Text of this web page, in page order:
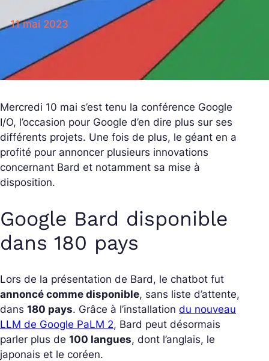
11 mai 2023
Mercredi 10 mai s’est tenu la conférence Google
I/O, l’occasion pour Google d’en dire plus sur ses
différents projets. Une fois de plus, le géant en a
profité pour annoncer plusieurs innovations
concernant Bard et notamment sa mise à
disposition.
Google Bard disponible
dans 180 pays
Lors de la présentation de Bard, le chatbot fut
annoncé comme disponible, sans liste d’attente,
dans 180 pays. Grâce à l’installation du nouveau
LLM de Google PaLM 2, Bard peut désormais
parler plus de 100 langues, dont l’anglais, le
japonais et le coréen.